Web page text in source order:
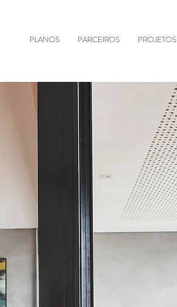
PLANOS PARCEIROS PROJETOS
CREATIVES